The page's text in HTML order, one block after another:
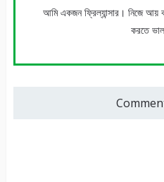
আমি একজন ফ্রিল্যান্সার। নিজে আয়
করতে